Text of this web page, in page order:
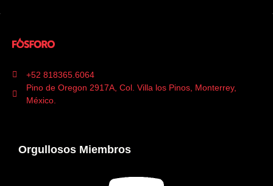
+52 818365.6064
Pino de Oregon 2917A, Col. Villa los Pinos, Monterrey,
México.
Orgullosos Miembros